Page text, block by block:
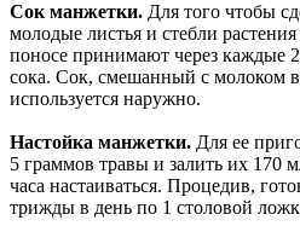
Сок манжетки. Для того чтобы
молодые листья и стебли
поносе принимают через каждые
сока. Сок, смешанный с молоком
используется наружно.
Настойка манжетки. Для ее
5 граммов травы и залить их 170
часа настаиваться. Процедив,
трижды в день по 1 столовой